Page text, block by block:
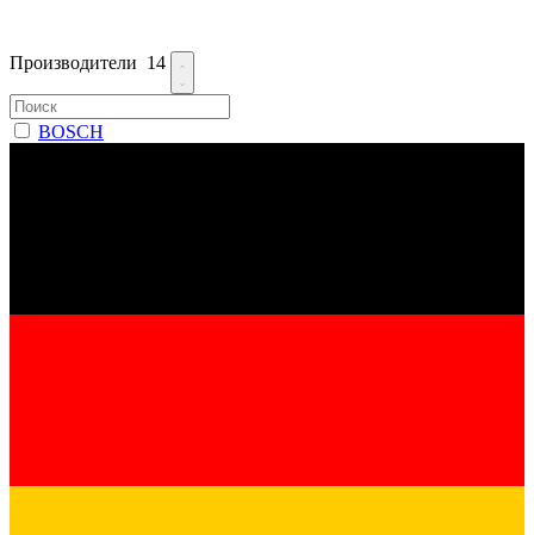
Производители 14
BOSCH